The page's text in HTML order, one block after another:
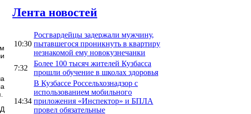
Лента новостей
10:30
Росгвардейцы задержали мужчину,
пытавшегося проникнуть в квартиру
незнакомой ему новокузнечанки
7:32
Более 100 тысяч жителей Кузбасса
прошли обучение в школах здоровья
14:34
В Кузбассе Россельхознадзор с
использованием мобильного
приложения «Инспектор» и БПЛА
провел обязательные